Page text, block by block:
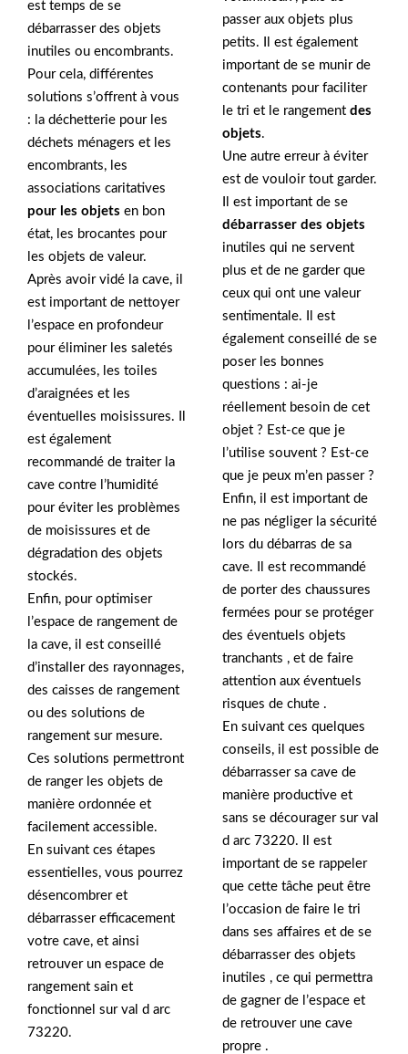
est temps de se
débarrasser des objets
inutiles ou encombrants.
Pour cela, différentes
solutions s’offrent à vous
: la déchetterie pour les
déchets ménagers et les
encombrants, les
associations caritatives
pour les objets en bon
état, les brocantes pour
les objets de valeur.
Après avoir vidé la cave, il
est important de nettoyer
l’espace en profondeur
pour éliminer les saletés
accumulées, les toiles
d’araignées et les
éventuelles moisissures. Il
est également
recommandé de traiter la
cave contre l’humidité
pour éviter les problèmes
de moisissures et de
dégradation des objets
stockés.
Enfin, pour optimiser
l’espace de rangement de
la cave, il est conseillé
d’installer des rayonnages,
des caisses de rangement
ou des solutions de
rangement sur mesure.
Ces solutions permettront
de ranger les objets de
manière ordonnée et
facilement accessible.
En suivant ces étapes
essentielles, vous pourrez
désencombrer et
débarrasser efficacement
votre cave, et ainsi
retrouver un espace de
rangement sain et
fonctionnel sur val d arc
73220.
passer aux objets plus
petits. Il est également
important de se munir de
contenants pour faciliter
le tri et le rangement des
objets.
Une autre erreur à éviter
est de vouloir tout garder.
Il est important de se
débarrasser des objets
inutiles qui ne servent
plus et de ne garder que
ceux qui ont une valeur
sentimentale. Il est
également conseillé de se
poser les bonnes
questions : ai-je
réellement besoin de cet
objet ? Est-ce que je
l’utilise souvent ? Est-ce
que je peux m’en passer ?
Enfin, il est important de
ne pas négliger la sécurité
lors du débarras de sa
cave. Il est recommandé
de porter des chaussures
fermées pour se protéger
des éventuels objets
tranchants , et de faire
attention aux éventuels
risques de chute .
En suivant ces quelques
conseils, il est possible de
débarrasser sa cave de
manière productive et
sans se décourager sur val
d arc 73220. Il est
important de se rappeler
que cette tâche peut être
l’occasion de faire le tri
dans ses affaires et de se
débarrasser des objets
inutiles , ce qui permettra
de gagner de l’espace et
de retrouver une cave
propre .